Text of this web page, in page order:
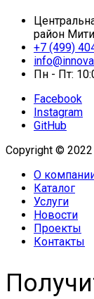
район
+7 (499)
Пн - Пт:
Facebook
Instagram
GitHub
Copyright ©
О
Каталог
Услуги
Новости
Проекты
Контакты